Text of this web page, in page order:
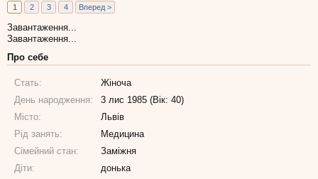
1 2 3 4 Вперед >
Завантаження...
Завантаження...
Про себе
Стать:
Жіноча
День народження:
3 лис 1985 (Вік: 40)
Місто:
Львів
Рід занять:
Медицина
Сімейний стан:
Заміжня
Діти:
донька